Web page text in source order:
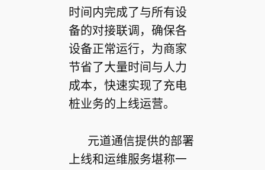
时间内完成了与所有设
备的对接联调，确保各
设备正常运行，为商家
节省了大量时间与人力
成本，快速实现了充电
桩业务的上线运营。
元道通信提供的部署
上线和运维服务堪称一